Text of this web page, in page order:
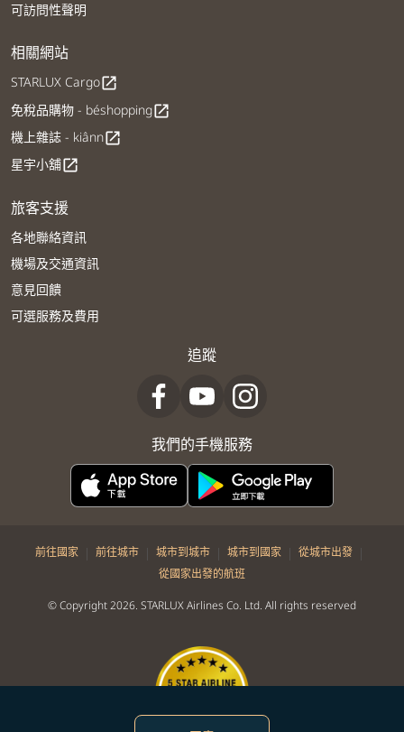
可訪問性聲明
相關網站
STARLUX Cargoopen_in_new
免稅品購物 - béshoppingopen_in_new
機上雜誌 - kiânnopen_in_new
星宇小舖open_in_new
旅客支援
各地聯絡資訊
機場及交通資訊
意見回饋
可選服務及費用
追蹤
我們的手機服務
前往國家 | 前往城市 | 城市到城市 | 城市到國家 | 從城市出發 |
從國家出發的航班
© Copyright 2026. STARLUX Airlines Co. Ltd. All rights reserved